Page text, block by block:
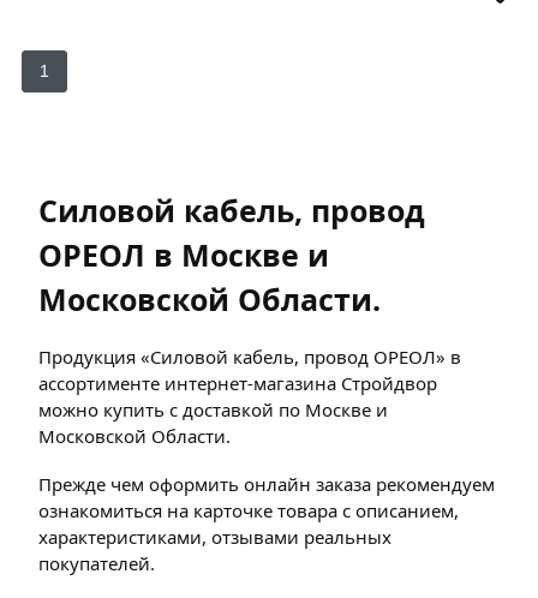
1
Силовой кабель, провод
ОРЕОЛ в Москве и
Московской Области.
Продукция «Силовой кабель, провод ОРЕОЛ» в
ассортименте интернет-магазина Стройдвор
можно купить с доставкой по Москве и
Московской Области.
Прежде чем оформить онлайн заказа рекомендуем
ознакомиться на карточке товара с описанием,
характеристиками, отзывами реальных
покупателей.